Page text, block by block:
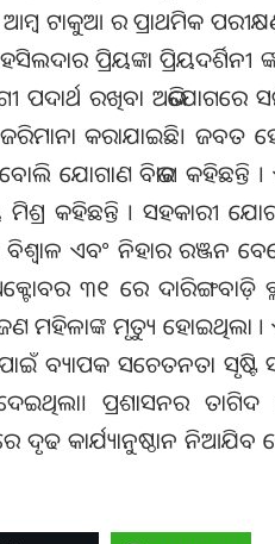
ଟାକୁଆ ର ପ୍ରାଥମିକ
ପ୍ରିୟଙ୍କା ପ୍ରିୟଦର୍ଶିନୀ
ରଖିବା ଅଭିଯୋଗରେ
କରାଯାଇଛି। ଜବତ
ବୋଲି ଯୋଗାଣ ବିଭାଗ କହିଛନ୍ତି
କହିଛନ୍ତି । ସହକାରୀ
ବିଶ୍ଵାଳ ଏବଂ ନିହାର ରଞ୍ଜନ
୩୧ ରେ ଦାରିଙ୍ଗବାଡ଼ି
ମହିଳାଙ୍କ ମୃତ୍ୟୁ ହୋଇଥିଲା ।
ବ୍ୟାପକ ସଚେତନତା ସୃଷ୍ଟି
ପ୍ରଶାସନର ତାଗିଦ
ଦୃଢ କାର୍ଯ୍ୟାନୁଷ୍ଠାନ